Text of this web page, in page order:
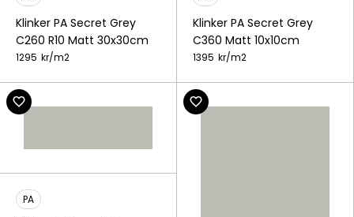
Klinker PA Secret Grey
C260 R10 Matt 30x30cm
1295 kr/m2
Klinker PA Secret Grey
C360 Matt 10x10cm
1395 kr/m2
PA